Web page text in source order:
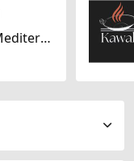
Stagionale, Italiana, Mediterranea, Senza lattosio, Senza glutine